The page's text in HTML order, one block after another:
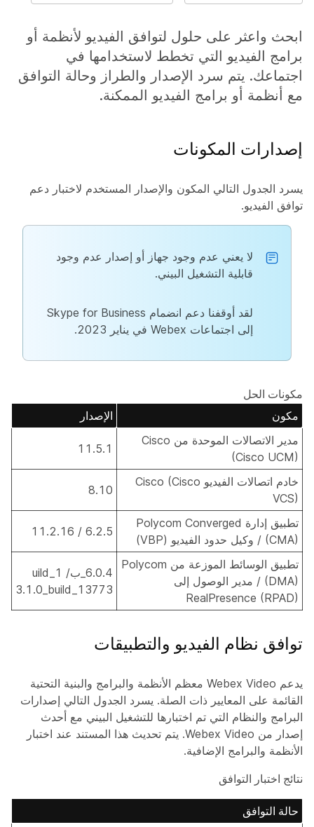
ابحث واعثر على حلول لتوافق الفيديو لأنظمة أو
برامج الفيديو التي تخطط لاستخدامها في
اجتماعك. يتم سرد الإصدار والطراز وحالة التوافق
مع أنظمة أو برامج الفيديو الممكنة.
إصدارات المكونات
يسرد الجدول التالي المكون والإصدار المستخدم لاختبار دعم
توافق الفيديو.
لا يعني عدم وجود جهاز أو إصدار عدم وجود
قابلية التشغيل البيني.
لقد أوقفنا دعم انضمام Skype for Business
إلى اجتماعات Webex في يناير 2023.
مكونات الحل
مكون
الإصدار
مدير الاتصالات الموحدة من Cisco
(Cisco UCM)
11.5.1
خادم اتصالات الفيديو Cisco (Cisco
VCS)
8.10
تطبيق إدارة Polycom Converged
(CMA) / وكيل حدود الفيديو (VBP)
6.2.5 / 11.2.16
تطبيق الوسائط الموزعة من Polycom
(DMA) / مدير الوصول إلى
RealPresence (RPAD)
6.0.4_بuild_1 /
3.1.0_build_13773
توافق نظام الفيديو والتطبيقات
يدعم Webex Video معظم الأنظمة والبرامج والبنية التحتية
القائمة على المعايير ذات الصلة. يسرد الجدول التالي إصدارات
البرامج والنظام التي تم اختبارها للتشغيل البيني مع أحدث
إصدار من Webex Video. يتم تحديث هذا المستند عند اختبار
الأنظمة والبرامج الإضافية.
نتائج اختبار التوافق
حالة التوافق